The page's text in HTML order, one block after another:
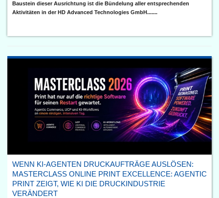
Baustein dieser Ausrichtung ist die Bündelung aller entsprechenden
Aktivitäten in der HD Advanced Technologies GmbH.......
WENN KI-AGENTEN DRUCKAUFTRÄGE AUSLÖSEN:
MASTERCLASS ONLINE PRINT EXCELLENCE: AGENTIC
PRINT ZEIGT, WIE KI DIE DRUCKINDUSTRIE
VERÄNDERT